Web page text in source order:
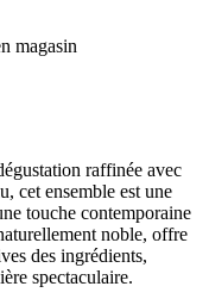
magasin
raffinée avec
cet ensemble est une
touche contemporaine
noble, offre
des ingrédients,
spectaculaire.